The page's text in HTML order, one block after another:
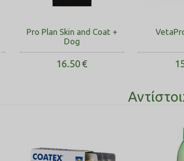
Pro Plan Skin and Coat +
Dog
16.50€